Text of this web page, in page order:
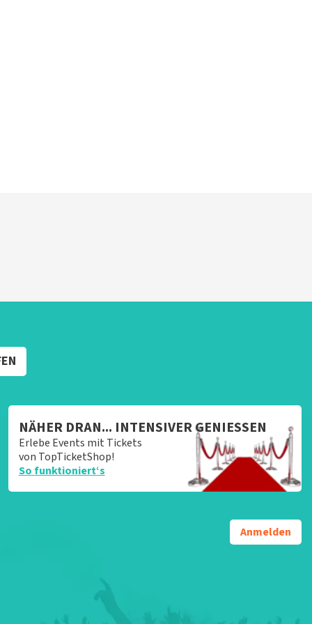
NÄHER DRAN... INTENSIVER GENIESSEN
Erlebe Events mit Tickets
von TopTicketShop!
So funktioniert‘s
Anmelden